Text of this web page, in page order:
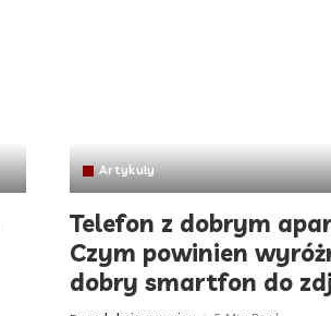
Artykuły
Telefon z dobrym
Czym powinien
dobry smartfon do